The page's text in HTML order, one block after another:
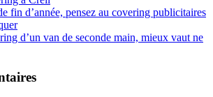
fin d’année, pensez au covering publicitaires
d’un van de seconde main, mieux vaut ne